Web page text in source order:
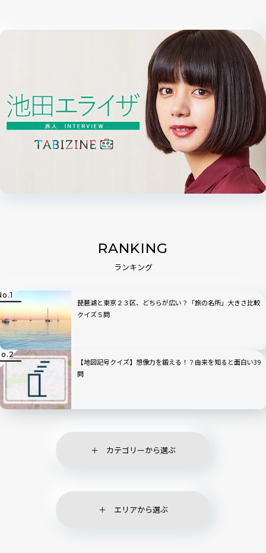
RANKING
ランキング
琵琶湖と東京２３区、どちらが広い？「旅の名所」大きさ比較
クイズ５問
【地図記号クイズ】想像力を鍛える！？由来を知ると面白い39
問
カテゴリーから選ぶ
エリアから選ぶ